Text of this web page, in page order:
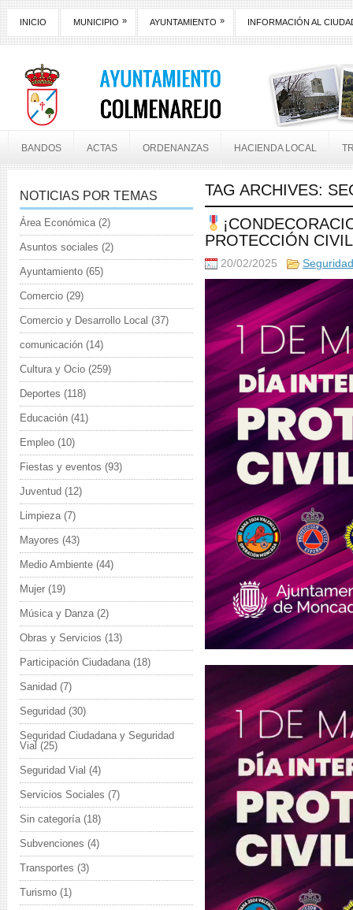
INICIO MUNICIPIO » AYUNTAMIENTO » INFORMACIÓN AL
BANDOS ACTAS ORDENANZAS HACIENDA LOCAL
TAG ARCHIVES:
PROTECCIÓN
20/02/2025 Seguridad
NOTICIAS POR TEMAS
Área Económica(2)
Asuntos sociales (2)
Ayuntamiento (65)
Comercio (29)
Comercio y Desarrollo Local (37)
comunicación (14)
Cultura y Ocio (259)
Deportes (118)
Educación (41)
Empleo (10)
Fiestas y eventos (93)
Juventud (12)
Limpieza(7)
Mayores (43)
Medio Ambiente (44)
Mujer (19)
Música y Danza(2)
Obras y Servicios (13)
Participación Ciudadana(18)
Sanidad (7)
Seguridad (30)
Seguridad Ciudadana y Seguridad
Vial (25)
Seguridad Vial (4)
Servicios Sociales (7)
Sin categoría(18)
Subvenciones (4)
Transportes (3)
Turismo (1)